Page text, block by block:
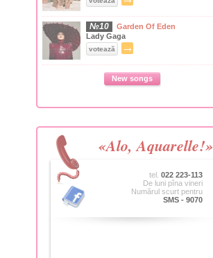
№10
Garden Of Eden
Lady Gaga
votează →
New songs
«Alo, Aquarelle!»
tel. 022 223-113
De luni pîna vineri
Numărul scurt pentru
SMS - 9070